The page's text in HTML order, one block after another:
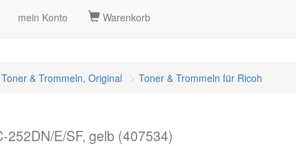
mein Konto Warenkorb
Toner & Trommeln, Original Toner & Trommeln für Ricoh
252DN/E/SF, gelb (407534)